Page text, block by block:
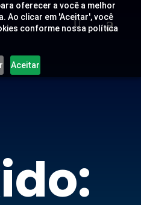
oferecer a você a melhor
Ao clicar em 'Aceitar', você
conforme nossa política
Aceitar